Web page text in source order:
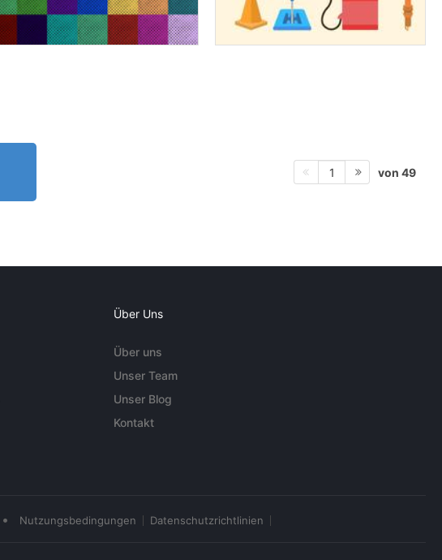
1 von 49
Über Uns
Über uns
Unser Team
Unser Blog
Kontakt
• Nutzungsbedingungen Datenschutzrichtlinien